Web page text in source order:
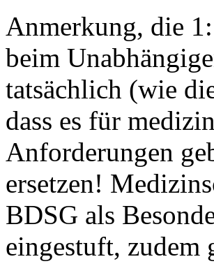
Anmerkung, die
beim
tatsächlich (wie
dass es für
Anforderungen
ersetzen!
BDSG als
eingestuft,